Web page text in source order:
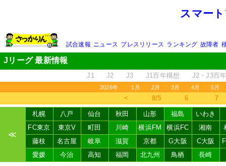
スマー
試合速報 ニュース プレスリリース ランキング 故障者
Jリーグ 最新情報
J1 J2 J3 J1百年構想 J2・J3百
2026年 1月 2月 3月 4月 5月
＜ 8/5 6 7
≪
札幌 八戸 仙台 秋田 山形 福島
いわき
FC東京
東京V 町田 川崎 横浜FM 横浜FC 湘南
藤枝
名古屋 岐阜 滋賀 京都 G大阪 C大阪
愛媛
今治 高知 福岡 北九州 鳥栖 長崎